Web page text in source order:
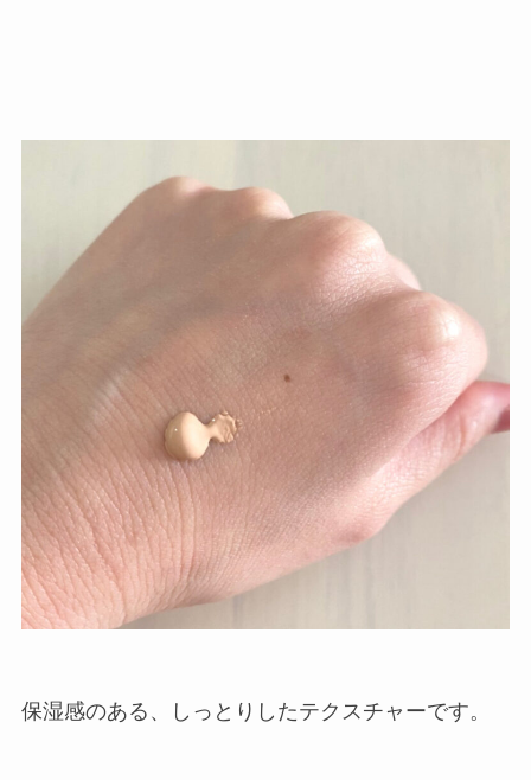
保湿感のある、しっとりしたテクスチャーです。